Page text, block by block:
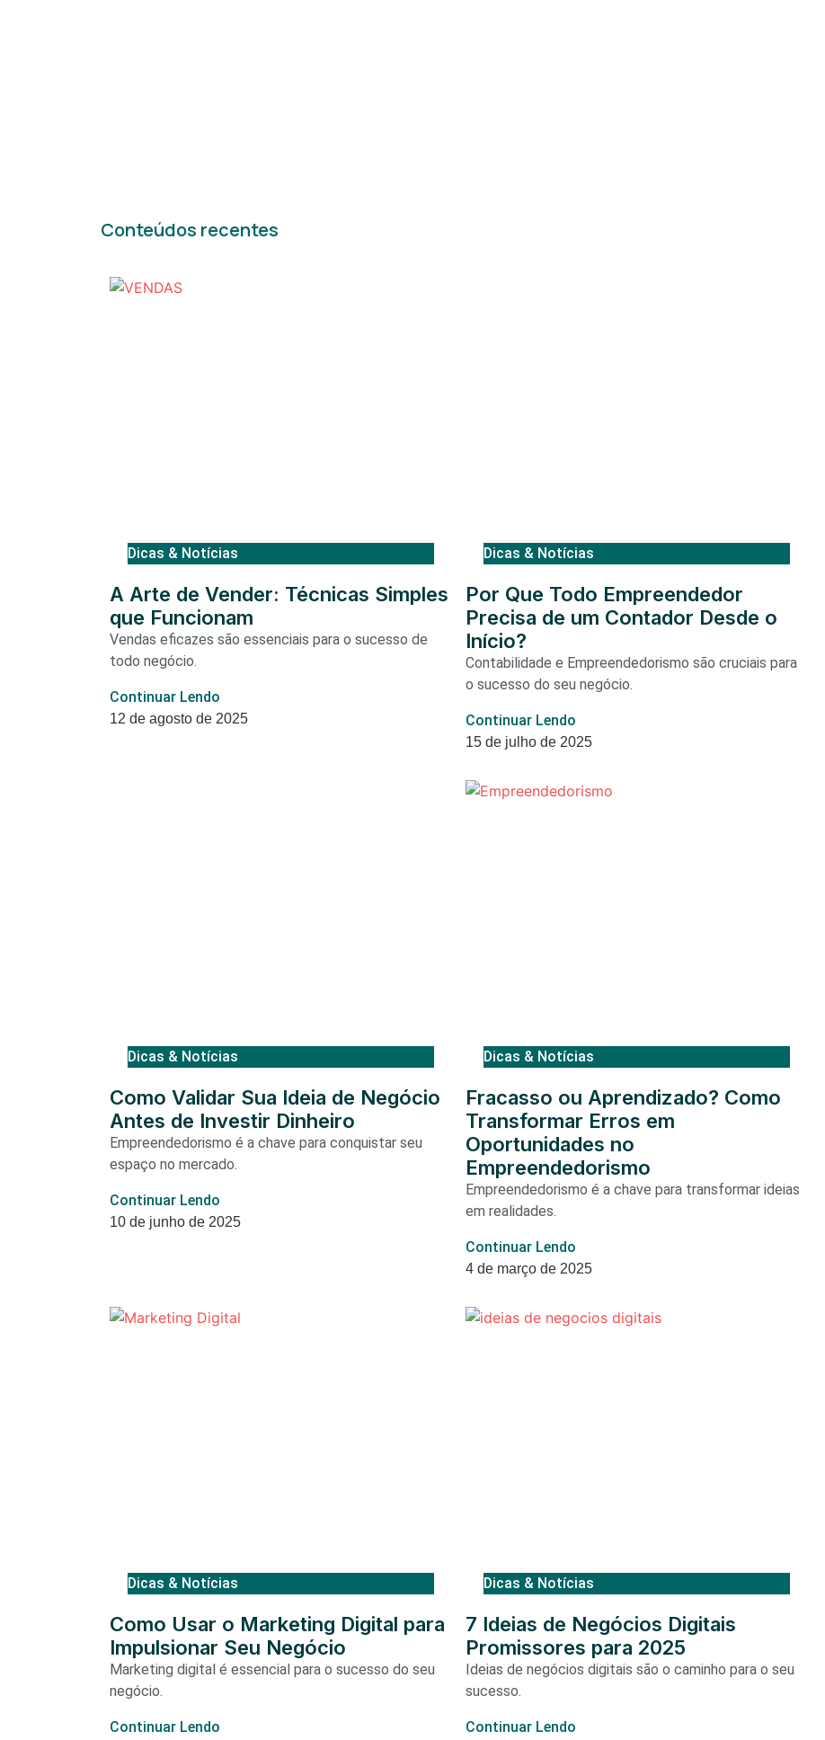
Conteúdos recentes
Dicas & Notícias
A Arte de Vender: Técnicas Simples
que Funcionam
Vendas eficazes são essenciais para o sucesso de
todo negócio.
Continuar Lendo
12 de agosto de 2025
Dicas & Notícias
Por Que Todo Empreendedor
Precisa de um Contador Desde o
Início?
Contabilidade e Empreendedorismo são cruciais para
o sucesso do seu negócio.
Continuar Lendo
15 de julho de 2025
Dicas & Notícias
Como Validar Sua Ideia de Negócio
Antes de Investir Dinheiro
Empreendedorismo é a chave para conquistar seu
espaço no mercado.
Continuar Lendo
10 de junho de 2025
Dicas & Notícias
Fracasso ou Aprendizado? Como
Transformar Erros em
Oportunidades no
Empreendedorismo
Empreendedorismo é a chave para transformar ideias
em realidades.
Continuar Lendo
4 de março de 2025
Dicas & Notícias
Como Usar o Marketing Digital para
Impulsionar Seu Negócio
Marketing digital é essencial para o sucesso do seu
negócio.
Continuar Lendo
Dicas & Notícias
7 Ideias de Negócios Digitais
Promissores para 2025
Ideias de negócios digitais são o caminho para o seu
sucesso.
Continuar Lendo